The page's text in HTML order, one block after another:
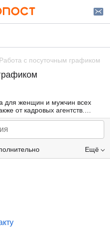
Работа с посуточным графиком
для женщин и мужчин всех
от кадровых агентств.
Ещё